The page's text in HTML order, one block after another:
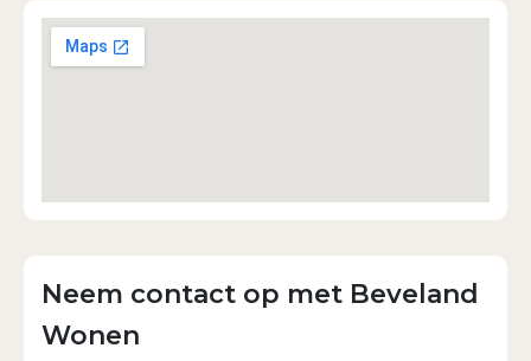
Neem contact op met Beveland
Wonen